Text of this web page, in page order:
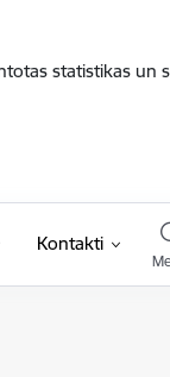
statistikas un
Kontakti